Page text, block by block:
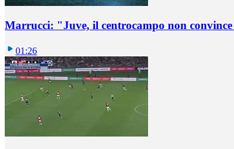
Marrucci: "Juve, il centrocampo non
01:26